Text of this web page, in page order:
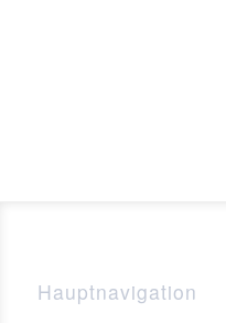
Hauptnavigation